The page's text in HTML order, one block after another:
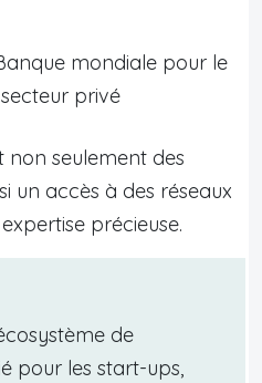
mondiale pour le
privé
seulement des
un accès à des réseaux
précieuse.
de
pour les start-ups,